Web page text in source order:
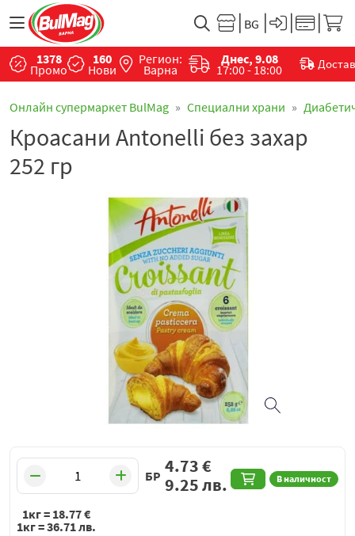
1378
Промо
160
Нови
Регион:
Варна
Днес, 9.08
17:00 - 18:00
Онлайн супермаркет BulMag Специални храни
Кроасани Antonelli без захар
252 гр
БР В наличност
4.73€
9.25лв.
1кг = 18.77€
1кг =36.71лв.